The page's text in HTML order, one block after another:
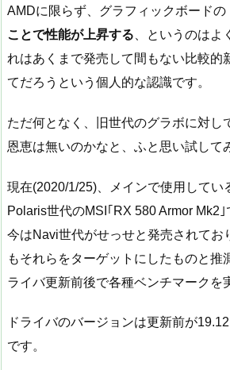
AMDに限らず、グラフィックボードの
ことで性能が上昇する 、というのは
れはあくまで発売して間もない比較的
てだろうという個人的な認識です。
ただ何となく、旧世代のグラボに対し
恩恵は無いのかなと、ふと思い試して
現在(2020/1/25)、メインで使用してい
Polaris世代のMSI｢RX 580 Armor Mk2｣
今はNavi世代がせっせと発売されてお
もそれらをターゲットにしたものと推
ライバ更新前後で各種ベンチマークを
ドライバのバージョンは更新前が
です。